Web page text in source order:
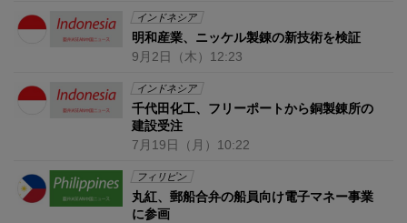
インドネシア
明和産業、ニッケル製錬の新技術を検証
9月2日 （木） 12:23
インドネシア
千代田化工、フリーポートから銅製錬所の
建設受注
7月19日 （月） 10:22
フィリピン
丸紅、郵船合弁の船員向け電子マネー事業
に参画